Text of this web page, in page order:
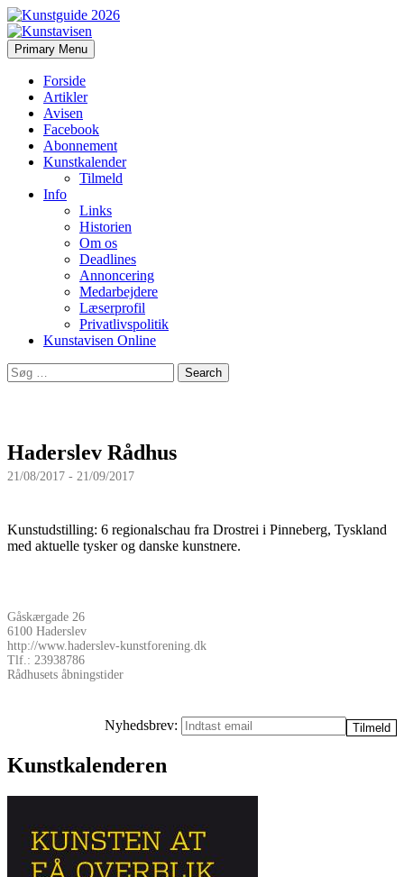
Kunstavisen
Search
Primary Menu Skip
to
Forside
Artikler
Avisen
Facebook
Abonnement
Kunstkalender
Tilmeld
Info
Links
Historien
Om os
Deadlines
Annoncering
Medarbejdere
Læserprofil
Privatlivspolitik
Kunstavisen Online
Search
for:
Haderslev Rådhus
21/08/2017 - 21/09/2017
Kunstudstilling: 6 regionalschau fra Drostrei i Pinneberg, Tyskland
med aktuelle tysker og danske kunstnere.
Gåskærgade 26
6100 Haderslev
http://www.haderslev-kunstforening.dk
Tlf.: 23938786
Rådhusets åbningstider
Nyhedsbrev:
Kunstkalenderen